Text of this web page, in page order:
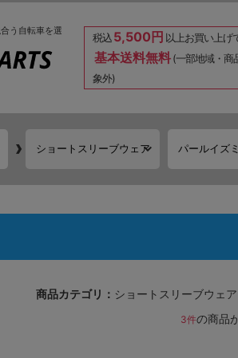
う自転車を選
税込5,500円 以上お買い上げ
基本送料無料(一部地域・商
象外)
商品カテゴリ： ショートスリーブウェア
3件の商品